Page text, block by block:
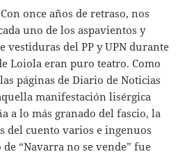
once años de retraso, nos
uno de los aspavientos y
vestiduras del PP y UPN durante
Loiola eran puro teatro. Como
páginas de Diario de Noticias
manifestación lisérgica
a lo más granado del fascio, la
del cuento varios e ingenuos
“Navarra no se vende” fue